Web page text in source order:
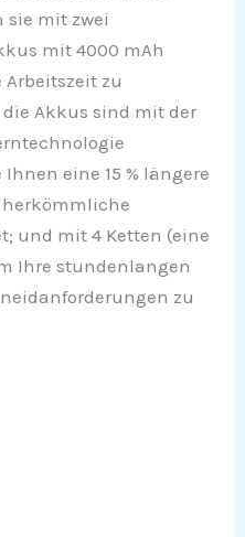
sie mit zwei
mit 4000 mAh
zu
Akkus sind mit der
eine 15 % längere
und mit 4 Ketten (eine
Ihre stundenlangen
zu